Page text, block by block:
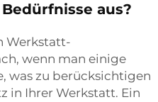
aus?
Werkstatt-
wenn man einige
was zu berücksichtigen
in Ihrer Werkstatt. Ein